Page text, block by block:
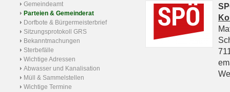
Gemeindeamt
Parteien & Gemeinderat
Dorfbote & Bürgermeisterbrief
Sitzungsprotokoll GRS
Bekanntmachungen
Sterbefälle
Wichtige Adressen
Abwasser und Kanalisation
Müll & Sammelstellen
Wichtige Termine